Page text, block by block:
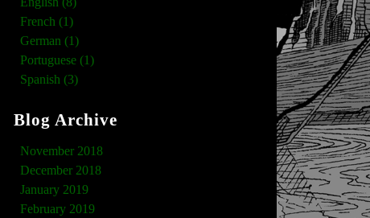
French (1)
German (1)
Portuguese (1)
Spanish (3)
Blog Archive
November 2018
December 2018
January 2019
February 2019